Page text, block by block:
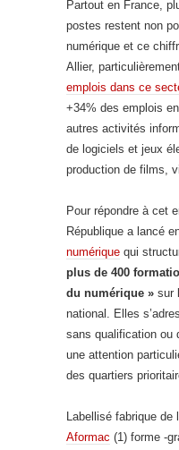
Partout en France,
postes restent non
numérique et ce
Allier,
emplois dans ce
+34% des emplois
autres activités
de logiciels et jeux
production de films,
Pour répondre à cet
République a lancé
numérique qui
plus de 400
du numérique » sur
national. Elles
sans qualification ou
une attention
des quartiers
Labellisé fabrique de
Aformac (1) forme -